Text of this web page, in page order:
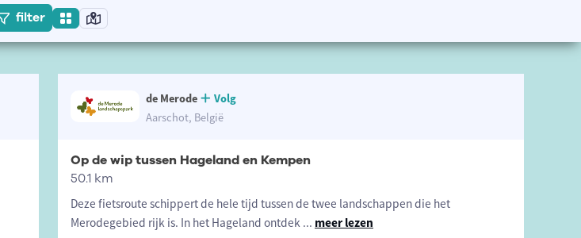
filter
de Merode
Volg
Aarschot, België
Op de wip tussen Hageland en Kempen
50.1 km
Deze fietsroute schippert de hele tijd tussen de twee landschappen die het
Merodegebied rijk is. In het Hageland ontdek ... meer lezen